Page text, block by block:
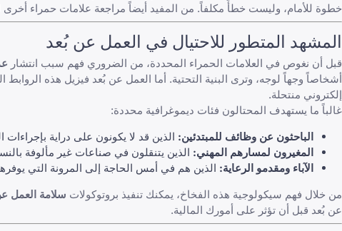
خطوة للأمام، وليست خطأً مكلفاً. من المفيد أيضاً مراجعة علامات حمراء
المشهد المتطور للاحتيال في العمل عن بُعد
قبل أن نغوص في العلامات الحمراء المحددة، من الضروري فهم سبب انتشار
أشخاصاً وجهاً لوجه، وترى البنية التحتية. أما العمل عن بُعد فيزيل هذه الروابط
إلكتروني منتحلة.
غالباً ما يستهدف المحتالون فئات ديموغرافية محددة:
الباحثون عن وظائف للمبتدئين: الذين قد لا يكونون على دراية
المغيرون لمسارهم المهني: الذين يتنقلون في صناعات غير مألوفة
الآباء ومقدمو الرعاية: الذين هم في أمس الحاجة إلى المرونة التي
من خلال فهم سيكولوجية هذه الفخاخ، يمكنك تنفيذ بروتوكولات سلامة العمل
عن بُعد قبل أن تؤثر على أمورك المالية.